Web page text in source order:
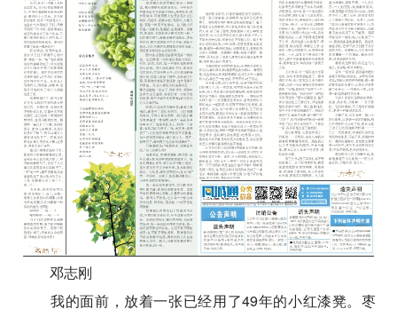
邓志刚
我的面前，放着一张已经用了49年的小红漆凳。枣